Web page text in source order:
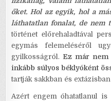
őket. Hol az egyik, hol a
láthatatlan fonalat, de nem
történet előrehaladtával
egymás felemeléséről
gyilkosságról.Ez már
inkább súlyos béklyóként
tartják sakkban és
Azért engem óhatatlanul